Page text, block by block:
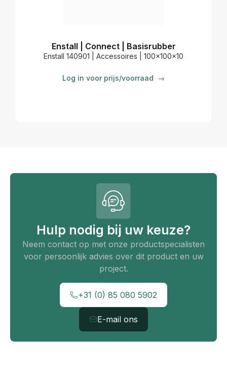
Enstall | Connect | Basisrubber
Enstall 140901 | Accessoires | 100x100x10
Log in voor prijs/voorraad →
Hulp nodig bij uw keuze?
Neem contact op met onze productspecialisten
voor persoonlijk advies over dit product en uw
project.
+31 (0) 85 080 5902
E-mail ons